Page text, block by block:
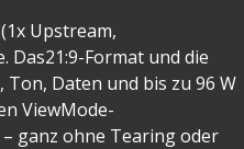
Upstream,
Das21:9-Format und die
Daten und bis zu 96 W
ViewMode-
ganz ohne Tearing oder